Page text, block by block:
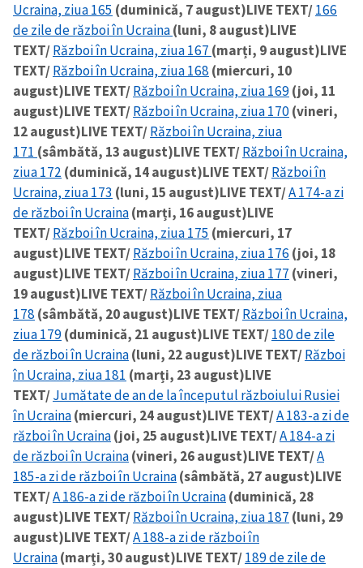
Ucraina, ziua 165 (duminică, 7 august)LIVE TEXT/166
de zile de război în Ucraina(luni, 8 august)LIVE
TEXT/Război în Ucraina, ziua 167 (marți, 9 august)LIVE
TEXT/Război în Ucraina, ziua 168 (miercuri, 10
august)LIVE TEXT/Război în Ucraina, ziua 169(joi, 11
august)LIVE TEXT/Război în Ucraina, ziua 170(vineri,
12 august)LIVE TEXT/Război în Ucraina, ziua
171 (sâmbătă, 13 august)LIVE TEXT/Război în Ucraina,
ziua 172 (duminică, 14 august)LIVE TEXT/Război în
Ucraina, ziua 173 (luni, 15 august)LIVE TEXT/A 174-a zi
de război în Ucraina(marți, 16 august)LIVE
TEXT/Război în Ucraina, ziua 175 (miercuri, 17
august)LIVE TEXT/Război în Ucraina, ziua 176 (joi, 18
august)LIVE TEXT/Război în Ucraina, ziua 177 (vineri,
19 august)LIVE TEXT/Război în Ucraina, ziua
178 (sâmbătă, 20 august)LIVE TEXT/Război în Ucraina,
ziua 179(duminică, 21 august)LIVE TEXT/180 de zile
de război în Ucraina(luni, 22 august)LIVE TEXT/Război
în Ucraina, ziua 181 (marți, 23 august)LIVE
TEXT/Jumătate de an de la începutul războiului Rusiei
în Ucraina(miercuri, 24 august)LIVE TEXT/A 183-a zi de
război în Ucraina(joi, 25 august)LIVE TEXT/A 184-a zi
de război în Ucraina(vineri, 26 august)LIVE TEXT/A
185-a zi de război în Ucraina(sâmbătă, 27 august)LIVE
TEXT/A 186-a zi de război în Ucraina(duminică, 28
august)LIVE TEXT/Război în Ucraina, ziua 187 (luni, 29
august)LIVE TEXT/A 188-a zi de război în
Ucraina(marți, 30 august)LIVE TEXT/189 de zile de